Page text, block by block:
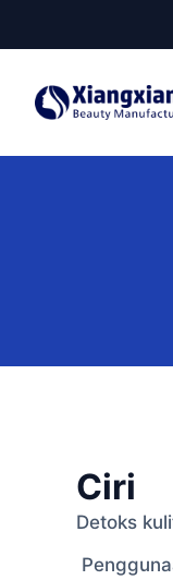
Ciri
Detoks